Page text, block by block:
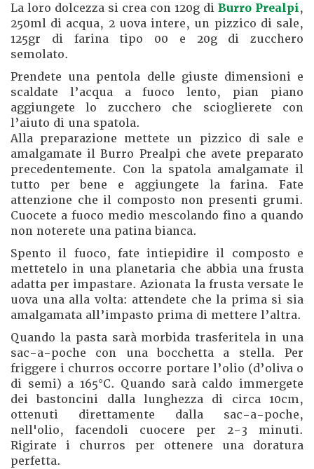
La loro dolcezza si crea con 120g di Burro Prealpi,
250ml di acqua, 2 uova intere, un pizzico di sale,
125gr di farina tipo 00 e 20g di zucchero
semolato.
Prendete una pentola delle giuste dimensioni e
scaldate l’acqua a fuoco lento, pian piano
aggiungete lo zucchero che scioglierete con
l’aiuto di una spatola.
Alla preparazione mettete un pizzico di sale e
amalgamate il Burro Prealpi che avete preparato
precedentemente. Con la spatola amalgamate il
tutto per bene e aggiungete la farina. Fate
attenzione che il composto non presenti grumi.
Cuocete a fuoco medio mescolando fino a quando
non noterete una patina bianca.
Spento il fuoco, fate intiepidire il composto e
mettetelo in una planetaria che abbia una frusta
adatta per impastare. Azionata la frusta versate le
uova una alla volta: attendete che la prima si sia
amalgamata all’impasto prima di mettere l’altra.
Quando la pasta sarà morbida trasferitela in una
sac-a-poche con una bocchetta a stella. Per
friggere i churros occorre portare l’olio (d’oliva o
di semi) a 165°C. Quando sarà caldo immergete
dei bastoncini dalla lunghezza di circa 10cm,
ottenuti direttamente dalla sac-a-poche,
nell'olio, facendoli cuocere per 2-3 minuti.
Rigirate i churros per ottenere una doratura
perfetta.